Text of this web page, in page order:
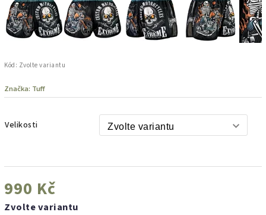
Kód: Zvolte variantu
Značka: Tuff
Velikosti
990 Kč
Zvolte variantu